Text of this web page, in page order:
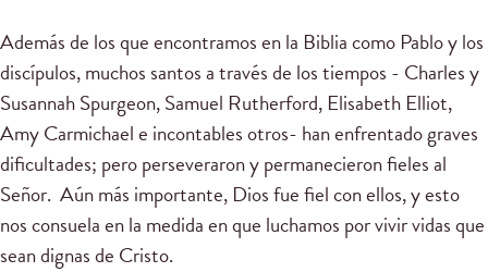
Además de los que encontramos en la Biblia como Pablo y los
discípulos, muchos santos a través de los tiempos - Charles y
Susannah Spurgeon, Samuel Rutherford, Elisabeth Elliot,
Amy Carmichael e incontables otros- han enfrentado graves
dificultades; pero perseveraron y permanecieron fieles al
Señor. Aún más importante, Dios fue fiel con ellos, y esto
nos consuela en la medida en que luchamos por vivir vidas que
sean dignas de Cristo.